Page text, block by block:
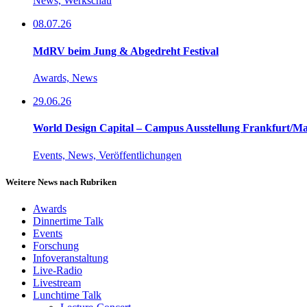
08.07.26
MdRV beim Jung & Abgedreht Festival
Awards, News
29.06.26
World Design Capital – Campus Ausstellung Frankfurt/
Events, News, Veröffentlichungen
Weitere News nach Rubriken
Awards
Dinnertime Talk
Events
Forschung
Infoveranstaltung
Live-Radio
Livestream
Lunchtime Talk